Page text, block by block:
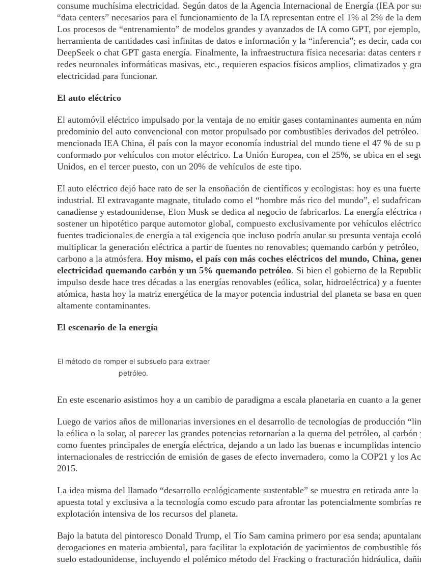
consume muchísima electricidad. Según datos de la Agencia Internacional de Energía (IEA por
“data centers” necesarios para el funcionamiento de la IA representan entre el 1% al 2% de la
Los procesos de “entrenamiento” de modelos grandes y avanzados de IA como GPT, por
herramienta de cantidades casi infinitas de datos e información y la “inferencia”; es decir, cada
DeepSeek o chat GPT gasta energía. Finalmente, la infraestructura física necesaria: datas centers
redes neuronales informáticas masivas, etc., requieren espacios físicos amplios, climatizados y
electricidad para funcionar.
El auto eléctrico
El automóvil eléctrico impulsado por la ventaja de no emitir gases contaminantes aumenta en
predominio del auto convencional con motor propulsado por combustibles derivados del petróleo.
mencionada IEA China, él país con la mayor economía industrial del mundo tiene el 47 % de su
conformado por vehículos con motor eléctrico. La Unión Europea, con el 25%, se ubica en el
Unidos, en el tercer puesto, con un 20% de vehículos de este tipo.
El auto eléctrico dejó hace rato de ser la ensoñación de científicos y ecologistas: hoy es una
industrial. El extravagante magnate, titulado como el “hombre más rico del mundo”, el
canadiense y estadounidense, Elon Musk se dedica al negocio de fabricarlos. La energía eléctrica
sostener un hipotético parque automotor global, compuesto exclusivamente por vehículos
fuentes tradicionales de energía a tal exigencia que incluso podría anular su presunta ventaja
multiplicar la generación eléctrica a partir de fuentes no renovables; quemando carbón y
carbono a la atmósfera. Hoy mismo, el país con más coches eléctricos del mundo, China,
electricidad quemando carbón y un 5% quemando petróleo. Si bien el gobierno de la
impulso desde hace tres décadas a las energías renovables (eólica, solar, hidroeléctrica) y a
atómica, hasta hoy la matriz energética de la mayor potencia industrial del planeta se basa en
altamente contaminantes.
El escenario de la energía
El método de romper el subsuelo para extraer
petróleo.
En este escenario asistimos hoy a un cambio de paradigma a escala planetaria en cuanto a la
Luego de varios años de millonarias inversiones en el desarrollo de tecnologías de producción
la eólica o la solar, al parecer las grandes potencias retornarían a la quema del petróleo, al carbón
como fuentes principales de energía eléctrica, dejando a un lado las buenas e incumplidas
internacionales de restricción de emisión de gases de efecto invernadero, como la COP21 y los
2015.
La idea misma del llamado “desarrollo ecológicamente sustentable” se muestra en retirada ante
apuesta total y exclusiva a la tecnología como escudo para afrontar las potencialmente sombrías
explotación intensiva de los recursos del planeta.
Bajo la batuta del pintoresco Donald Trump, el Tío Sam camina primero por esa senda;
derogaciones en materia ambiental, para facilitar la explotación de yacimientos de combustible
suelo estadounidense, incluyendo el polémico método del Fracking o fracturación hidráulica,